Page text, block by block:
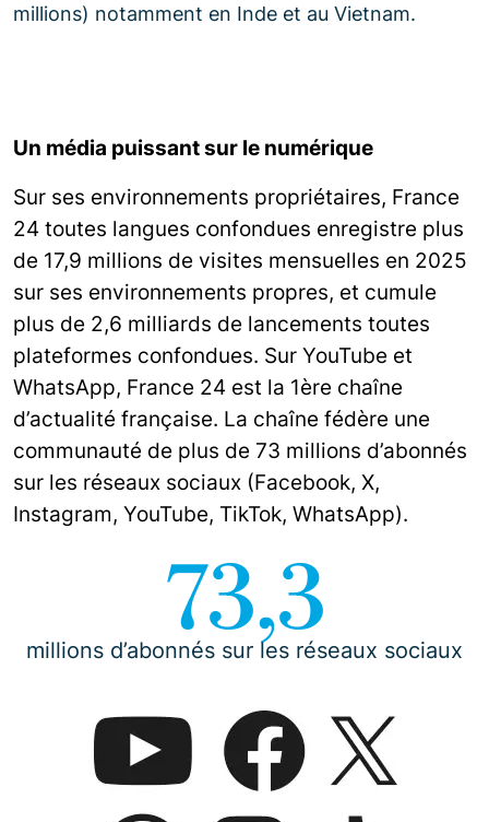
millions) notamment en Inde et au Vietnam.
Un média puissant sur le numérique
Sur ses environnements propriétaires, France
24 toutes langues confondues enregistre plus
de 17,9 millions de visites mensuelles en 2025
sur ses environnements propres, et cumule
plus de 2,6 milliards de lancements toutes
plateformes confondues. Sur YouTube et
WhatsApp, France 24 est la 1ère chaîne
d’actualité française. La chaîne fédère une
communauté de plus de 73 millions d’abonnés
sur les réseaux sociaux (Facebook, X,
Instagram, YouTube, TikTok, WhatsApp).
73,3
millions d’abonnés sur les réseaux sociaux